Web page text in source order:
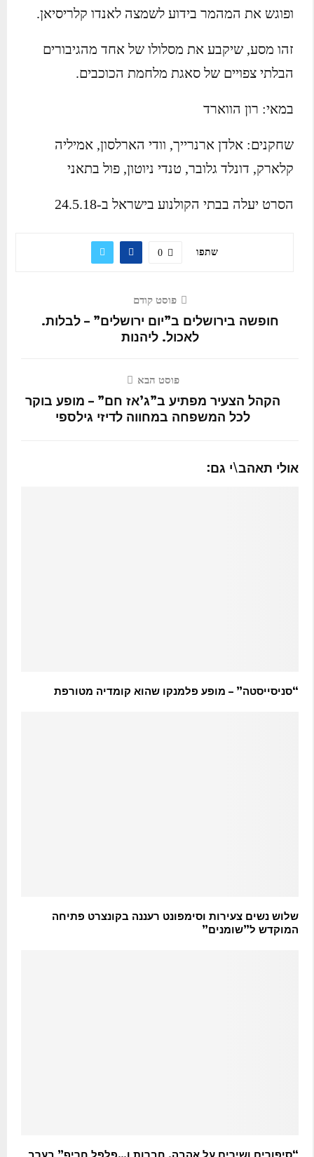
ופוגש את המהמר בידוע לשמצה לאנדו קלריסיאן.
זהו מסע, שיקבע את מסלולו של אחד מהגיבורים
הבלתי צפויים של סאגת מלחמת הכוכבים.
במאי: רון הווארד
שחקנים: אלדן ארנרייך, וודי הארלסון, אמיליה
קלארק, דונלד גלובר, טנדי ניוטון, פול בתאני
הסרט יעלה בבתי הקולנוע בישראל ב-24.5.18
שתפו 0
פוסט קודם
חופשה בירושלים ב”יום ירושלים” – לבלות.
לאכול. ליהנות
פוסט הבא
הקהל הצעיר מפתיע ב”ג’אז חם” – מופע בוקר
לכל המשפחה במחווה לדיזי גילספי
אולי תאהב\י גם:
“סניסייסטה” – מופע פלמנקו שהוא קומדיה מטורפת
שלוש נשים צעירות וסימפונט רעננה בקונצרט פתיחה
המוקדש ל”שומנים”
“סיפורים ושירים על אהבה, חברות ו…פלפל חריף” בערב